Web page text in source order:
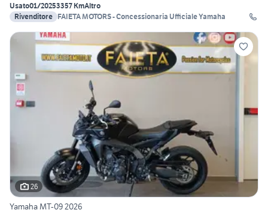
Usato01/20253357 KmAltro
Rivenditore FAIETA MOTORS - Concessionaria Ufficiale Yamaha
26
Yamaha MT-09 2026